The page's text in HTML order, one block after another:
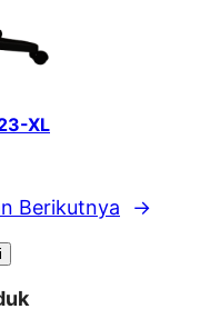
XL
Berikutnya →